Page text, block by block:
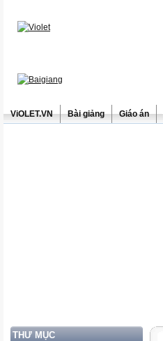
ViOLET.VN Bài giảng Giáo án
THƯ MỤC